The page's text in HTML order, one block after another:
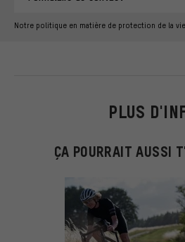
Notre politique en matière de protection de la
PLUS
ÇA POURRAIT AUSSI